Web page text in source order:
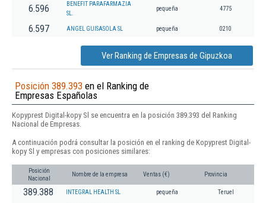
6.596
BENEFIT PARAFARMAZIA
SL.
pequeña 4775
6.597 ANGEL GUISASOLA SL pequeña 0210
Ver Ranking de Empresas de Gipuzkoa
Posición 389.393 en el Ranking de
Empresas Españolas
Kopyprest Digital-kopy Sl se encuentra en la posición 389.393 del Ranking
Nacional de Empresas.
A continuación podrá consultar la posición en el ranking de Kopyprest Digital-
kopy Sl y empresas con posiciones similares:
Posición
Nacional
Nombre de la empresa Ventas (€) Provincia
389.388 INTEGRAL HEALTH SL pequeña Teruel